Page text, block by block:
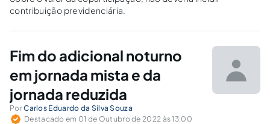
contribuição previdenciária.
Fim do adicional noturno
em jornada mista e da
jornada reduzida
PorCarlos Eduardo da Silva Souza
Destacado em 01 de Outubro de 2022 às 13:00